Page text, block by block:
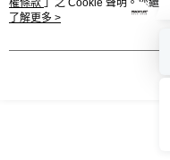
權條款 」之 Cookie 聲明。您繼
用條款之 Cookie 聲明使用 cookie
了解更多 >